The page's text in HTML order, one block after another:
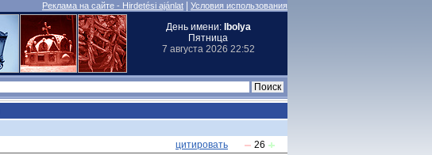
Реклама на сайте - Hirdetési ajánlat Условия использования
День имени: Ibolya
Пятница
7 августа 2026 22:52
цитировать
26